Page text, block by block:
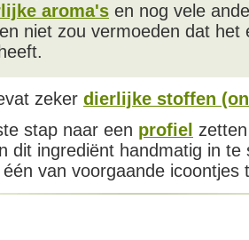
aroma's en nog vele
niet zou vermoeden dat het
zeker dierlijke stoffen
stap naar een profiel
dit ingrediënt handmatig in
van voorgaande icoontjes